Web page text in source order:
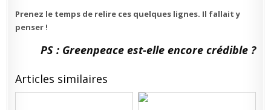
Prenez le temps de relire ces quelques lignes. Il fallait y
penser !
PS : Greenpeace est-elle encore crédible ?
Articles similaires